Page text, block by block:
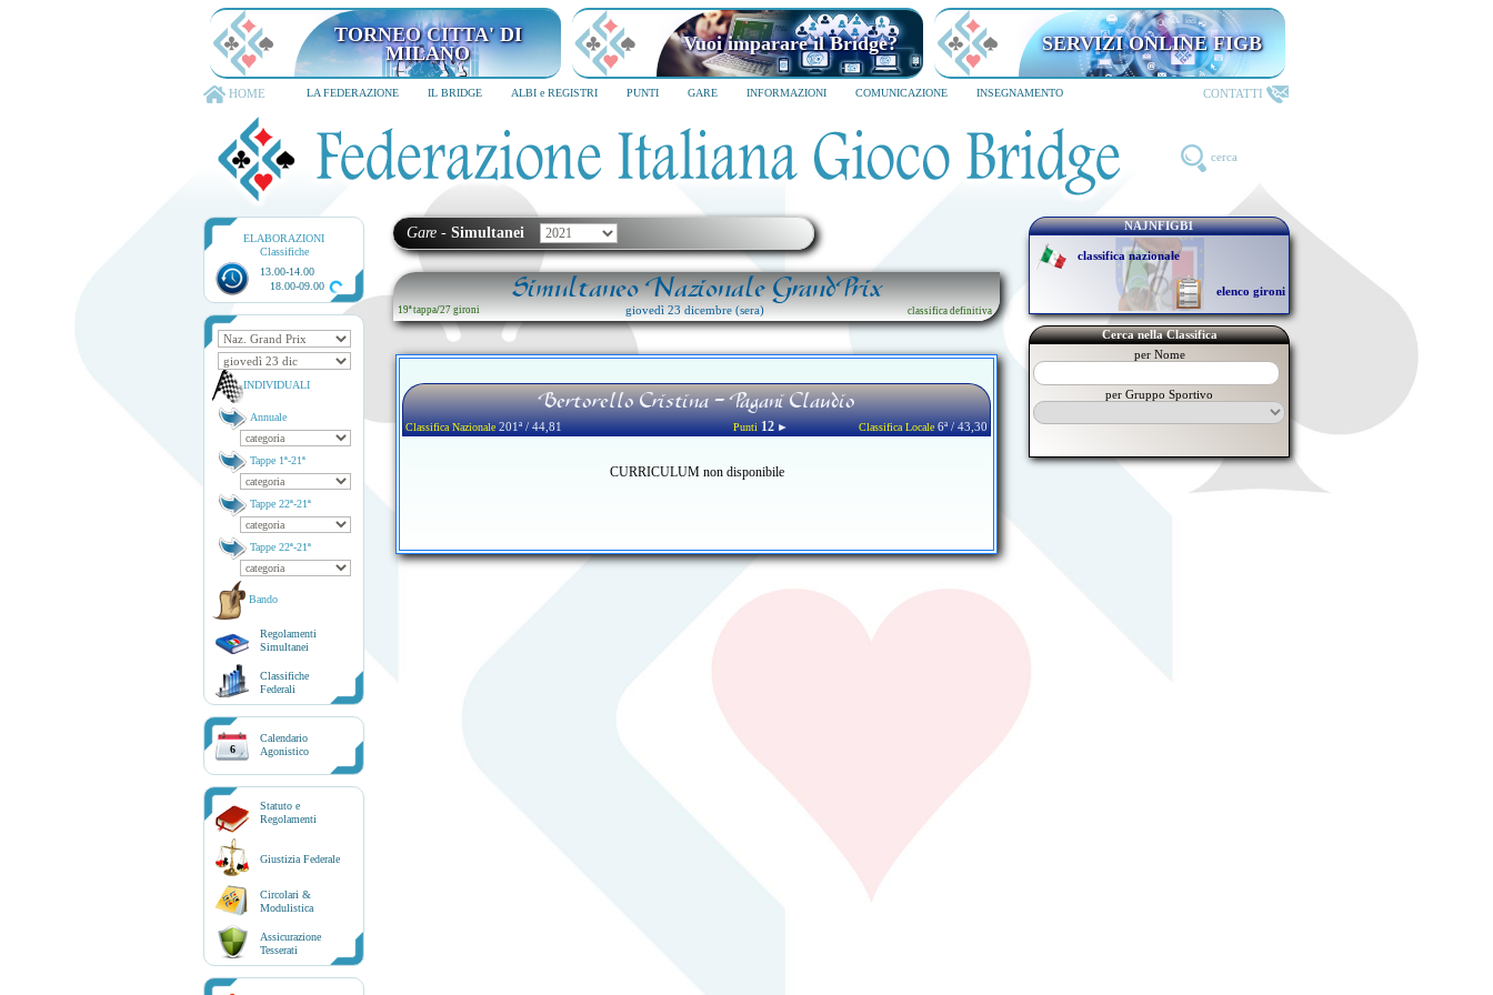
TORNEO CITTA' DI
MILANO
Vuoi imparare il Bridge? SERVIZI ONLINE FIGB
HOME LA FEDERAZIONE IL BRIDGE ALBI e REGISTRI PUNTI GARE INFORMAZIONI COMUNICAZIONE INSEGNAMENTO CONTATTI
cerca
ELABORAZIONI
Classifiche
13.00-14.00
18.00-09.00
INDIVIDUALI
Annuale
Tappe 1ª-21ª
Tappe 22ª-21ª
Tappe 22ª-21ª
Bando
Regolamenti
Simultanei
Classifiche
Federali
6
Calendario
Agonistico
Statuto e
Regolamenti
Giustizia Federale
Circolari &
Modulistica
Assicurazione
Tesserati
Gare - Simultanei
Simultaneo Nazionale GrandPrix
19ª tappa/27 gironi giovedì 23 dicembre (sera) classifica definitiva
Bertorello Cristina - Pagani Claudio
Classifica Nazionale201ª / 44,81 Punti 12► Classifica Locale6ª / 43,30
CURRICULUM non disponibile
NAJNFIGB1
classifica nazionale
elenco gironi
Cerca nella Classifica
per Nome
per Gruppo Sportivo